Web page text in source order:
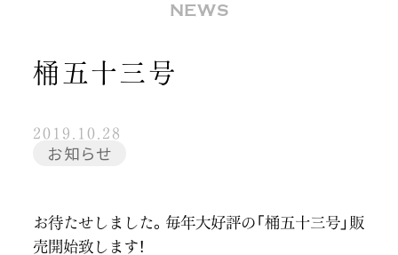
NEWS
桶五十三号
2019.10.28
お知らせ
お待たせしました。毎年大好評の「桶五十三号」販
売開始致します！